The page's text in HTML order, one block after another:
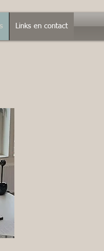
Links en contact